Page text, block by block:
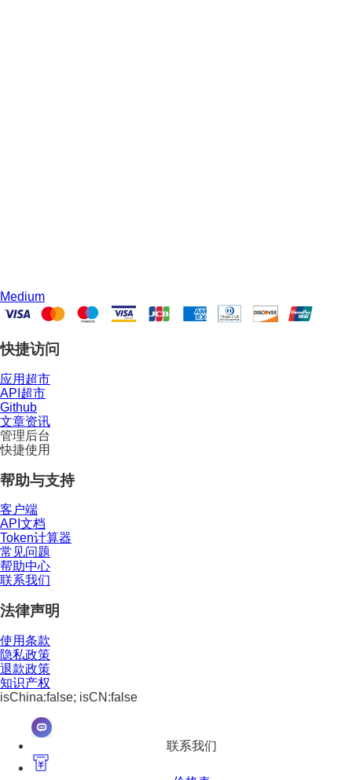
Medium
快捷访问
应用超市
API超市
Github
文章资讯
管理后台
快捷使用
帮助与支持
客户端
API文档
Token计算器
常见问题
帮助中心
联系我们
法律声明
使用条款
隐私政策
退款政策
知识产权
isChina:false; isCN:false
联系我们